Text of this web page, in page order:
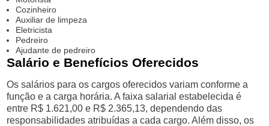
Cozinheiro
Auxiliar de limpeza
Eletricista
Pedreiro
Ajudante de pedreiro
Salário e Benefícios Oferecidos
Os salários para os cargos oferecidos variam conforme a
função e a carga horária. A faixa salarial estabelecida é
entre R$ 1.621,00 e R$ 2.365,13, dependendo das
responsabilidades atribuídas a cada cargo. Além disso, os